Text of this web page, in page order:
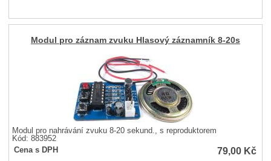
Modul pro záznam zvuku Hlasový záznamník 8-20s
Modul pro nahrávání zvuku 8-20 sekund., s reproduktorem
Kód: 883952
Cena s DPH
79,00 Kč